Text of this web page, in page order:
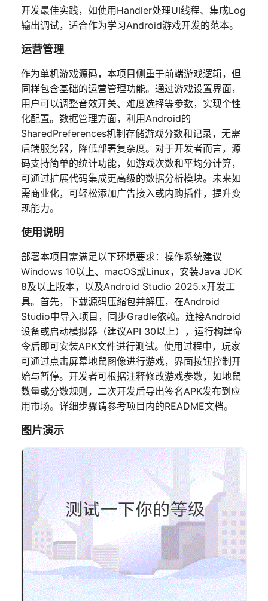
开发最佳实践，如使用Handler处理UI线程、集成Log
输出调试，适合作为学习Android游戏开发的范本。
运营管理
作为单机游戏源码，本项目侧重于前端游戏逻辑，但
同样包含基础的运营管理功能。通过游戏设置界面，
用户可以调整音效开关、难度选择等参数，实现个性
化配置。数据管理方面，利用Android的
SharedPreferences机制存储游戏分数和记录，无需
后端服务器，降低部署复杂度。对于开发者而言，源
码支持简单的统计功能，如游戏次数和平均分计算，
可通过扩展代码集成更高级的数据分析模块。未来如
需商业化，可轻松添加广告接入或内购插件，提升变
现能力。
使用说明
部署本项目需满足以下环境要求：操作系统建议
Windows 10以上、macOS或Linux，安装Java JDK
8及以上版本，以及Android Studio 2025.x开发工
具。首先，下载源码压缩包并解压，在Android
Studio中导入项目，同步Gradle依赖。连接Android
设备或启动模拟器（建议API 30以上），运行构建命
令后即可安装APK文件进行测试。使用过程中，玩家
可通过点击屏幕地鼠图像进行游戏，界面按钮控制开
始与暂停。开发者可根据注释修改游戏参数，如地鼠
数量或分数规则，二次开发后导出签名APK发布到应
用市场。详细步骤请参考项目内的README文档。
图片演示